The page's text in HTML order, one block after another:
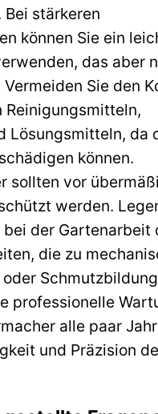
stärkeren
können Sie ein
das aber
Sie den
Lösungsmitteln, da
können.
sollten vor
werden.
der Gartenarbeit
die zu
professionelle
alle paar
und Präzision